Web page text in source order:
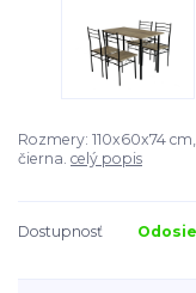
Rozmery: 110x60x74
čierna. celý popis
Dostupnosť